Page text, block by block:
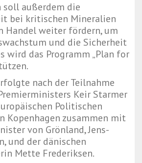
soll außerdem die
bei kritischen Mineralien
Handel weiter fördern, um
und die Sicherheit
wird das Programm „Plan for
nach der Teilnahme
Keir Starmer
Politischen
Kopenhagen zusammen mit
von Grönland, Jens-
und der dänischen
Mette Frederiksen.